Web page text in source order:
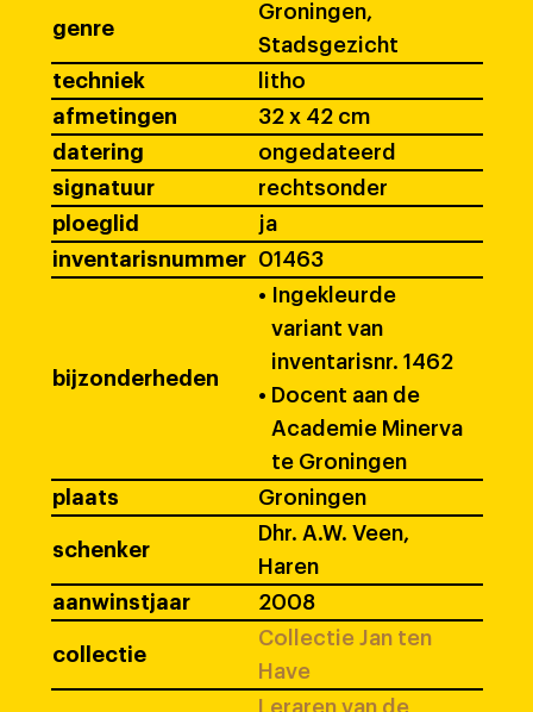
genre
Groningen,
Stadsgezicht
techniek
litho
afmetingen
32 x 42 cm
datering
ongedateerd
signatuur
rechtsonder
ploeglid
ja
inventarisnummer
01463
bijzonderheden
•
Ingekleurde
variant van
inventarisnr. 1462
• Docent aan de
Academie Minerva
te Groningen
plaats
Groningen
schenker
Dhr. A.W. Veen,
Haren
aanwinstjaar
2008
collectie
Collectie Jan ten
Have
Leraren van de